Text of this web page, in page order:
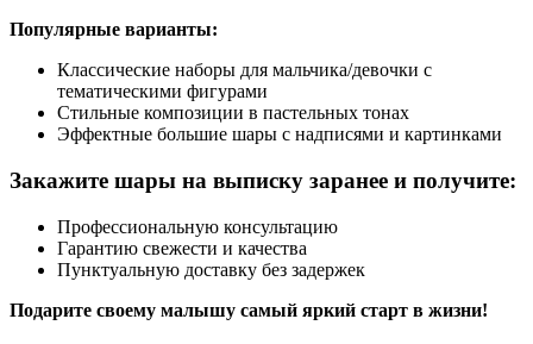
Популярные варианты:
Классические наборы для мальчика/девочки с
тематическими фигурами
Стильные композиции в пастельных тонах
Эффектные большие шары с надписями и картинками
Закажите шары на выписку заранее и получите:
Профессиональную консультацию
Гарантию свежести и качества
Пунктуальную доставку без задержек
Подарите своему малышу самый яркий старт в жизни!